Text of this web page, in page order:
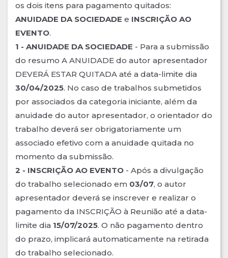
os dois itens para pagamento quitados:
ANUIDADE DA SOCIEDADE e INSCRIÇÃO AO
EVENTO.
1 - ANUIDADE DA SOCIEDADE - Para a submissão
do resumo A ANUIDADE do autor apresentador
DEVERÁ ESTAR QUITADA até a data-limite dia
30/04/2025. No caso de trabalhos submetidos
por associados da categoria iniciante, além da
anuidade do autor apresentador, o orientador do
trabalho deverá ser obrigatoriamente um
associado efetivo com a anuidade quitada no
momento da submissão.
2 - INSCRIÇÃO AO EVENTO - Após a divulgação
do trabalho selecionado em 03/07, o autor
apresentador deverá se inscrever e realizar o
pagamento da INSCRIÇÃO à Reunião até a data-
limite dia 15/07/2025. O não pagamento dentro
do prazo, implicará automaticamente na retirada
do trabalho selecionado.